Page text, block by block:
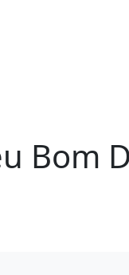
Bom